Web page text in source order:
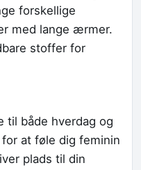
forskellige
med lange ærmer.
stoffer for
til både hverdag og
at føle dig feminin
plads til din